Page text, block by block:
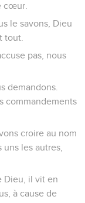
cœur.
le savons, Dieu
tout.
pas, nous
demandons.
commandements
croire au nom
les autres,
Dieu, il vit en
à cause de